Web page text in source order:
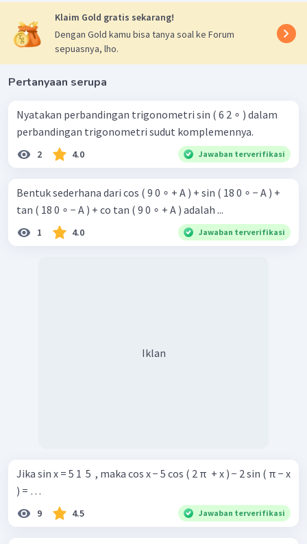
Klaim Gold gratis sekarang!
Dengan Gold kamu bisa tanya soal ke Forum
sepuasnya, lho.
Pertanyaan serupa
Nyatakan perbandingan trigonometri sin ( 6 2 ∘ ) dalam
perbandingan trigonometri sudut komplemennya.
2 4.0 Jawaban terverifikasi
Bentuk sederhana dari cos ( 9 0 ∘ + A ) + sin ( 18 0 ∘ − A ) +
tan ( 18 0 ∘ − A ) + co tan ( 9 0 ∘ + A ) adalah ...
1 4.0 Jawaban terverifikasi
Iklan
Jika sin x = 5 1 ​ 5 ​ , maka cos x − 5 cos ( 2 π ​ + x ) − 2 sin ( π − x
) = …
9 4.5 Jawaban terverifikasi